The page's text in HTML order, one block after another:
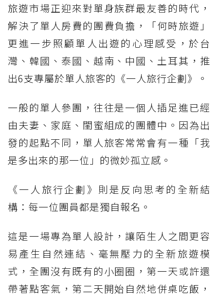
旅遊市場正迎來對單身族群最友善的時代，
解決了單人房費的團費負擔，「何時旅遊」
更進一步照顧單人出遊的心理感受，於台
灣、韓國、泰國、越南、中國、土耳其，推
出6支專屬於單人旅客的《一人旅行企劃》。
一般的單人參團，往往是一個人插足進已經
由夫妻、家庭、閨蜜組成的團體中。因為出
發的起點不同，單人旅客常常會有一種「我
是多出來的那一位」的微妙孤立感。
《一人旅行企劃》則是反向思考的全新結
構：每一位團員都是獨自報名。
這是一場專為單人設計，讓陌生人之間更容
易產生自然連結、毫無壓力的全新旅遊模
式，全團沒有既有的小圈圈，第一天或許還
帶著點客氣，第二天開始自然地併桌吃飯，